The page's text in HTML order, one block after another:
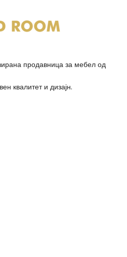
продавница за мебел од
квалитет и дизајн.